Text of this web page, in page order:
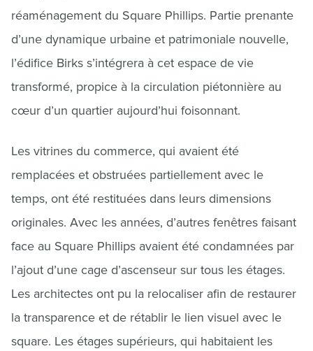
réaménagement du Square Phillips. Partie prenante
d’une dynamique urbaine et patrimoniale nouvelle,
l’édifice Birks s’intégrera à cet espace de vie
transformé, propice à la circulation piétonnière au
cœur d’un quartier aujourd’hui foisonnant.
Les vitrines du commerce, qui avaient été
remplacées et obstruées partiellement avec le
temps, ont été restituées dans leurs dimensions
originales. Avec les années, d’autres fenêtres faisant
face au Square Phillips avaient été condamnées par
l’ajout d’une cage d’ascenseur sur tous les étages.
Les architectes ont pu la relocaliser afin de restaurer
la transparence et de rétablir le lien visuel avec le
square. Les étages supérieurs, qui habitaient les